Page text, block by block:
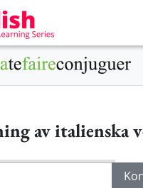
av italienska